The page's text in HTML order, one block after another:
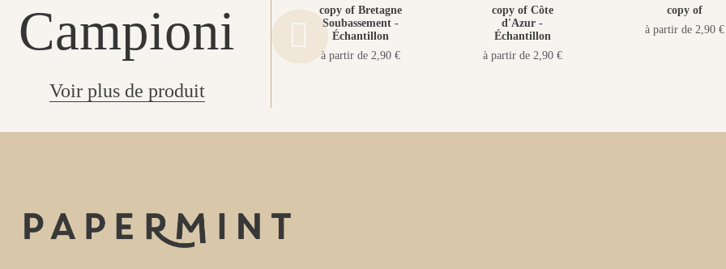
Campioni
Voir plus de produit
copy of Bretagne
Soubassement -
Échantillon
à partir de 2,90 €
copy of Côte
d'Azur -
Échantillon
à partir de 2,90 €
copy of
à partir de 2,90 €